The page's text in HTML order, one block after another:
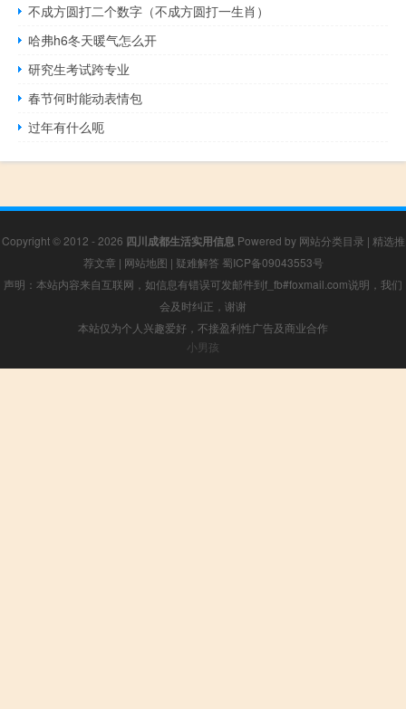
不成方圆打二个数字（不成方圆打一生肖）
哈弗h6冬天暖气怎么开
研究生考试跨专业
春节何时能动表情包
过年有什么呃
Copyright © 2012 - 2026 四川成都生活实用信息 Powered by 网站分类目录 | 精选推
荐文章 | 网站地图 | 疑难解答 蜀ICP备09043553号
声明：本站内容来自互联网，如信息有错误可发邮件到f_fb#foxmail.com说明，我们
会及时纠正，谢谢
本站仅为个人兴趣爱好，不接盈利性广告及商业合作
小男孩